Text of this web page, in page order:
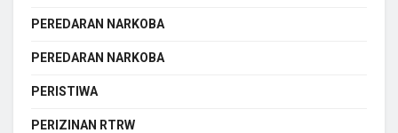
PEREDARAN NARKOBA
PEREDARAN NARKOBA
PERISTIWA
PERIZINAN RTRW